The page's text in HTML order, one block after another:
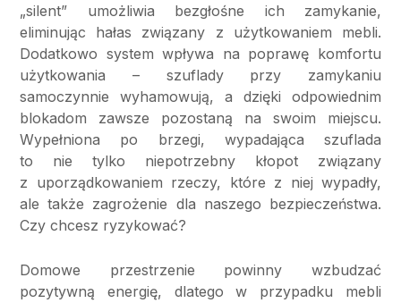
„silent” umożliwia bezgłośne ich zamykanie,
eliminując hałas związany z użytkowaniem mebli.
Dodatkowo system wpływa na poprawę komfortu
użytkowania – szuflady przy zamykaniu
samoczynnie wyhamowują, a dzięki odpowiednim
blokadom zawsze pozostaną na swoim miejscu.
Wypełniona po brzegi, wypadająca szuflada
to nie tylko niepotrzebny kłopot związany
z uporządkowaniem rzeczy, które z niej wypadły,
ale także zagrożenie dla naszego bezpieczeństwa.
Czy chcesz ryzykować?
Domowe przestrzenie powinny wzbudzać
pozytywną energię, dlatego w przypadku mebli